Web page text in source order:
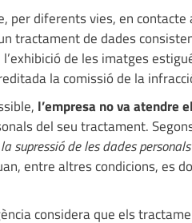
per diferents vies, en
tractament de dades
de les imatges
la comissió de la
l’empresa no va atendre
del seu tractament.
supressió de les dades
entre altres condicions, es
considera que els